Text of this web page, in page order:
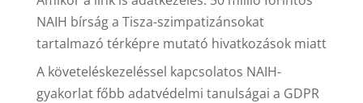
NAIH bírság a Tisza-szimpatizánsokat
tartalmazó térképre mutató hivatkozások miatt
A követeléskezeléssel kapcsolatos NAIH-
gyakorlat főbb adatvédelmi tanulságai a GDPR